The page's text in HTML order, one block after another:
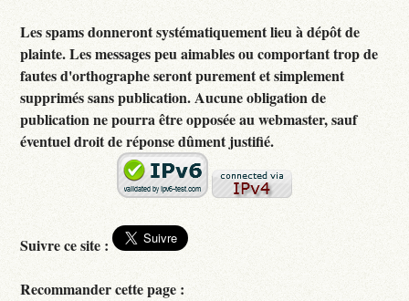
Les spams donneront systématiquement lieu à dépôt de
plainte. Les messages peu aimables ou comportant trop de
fautes d'orthographe seront purement et simplement
supprimés sans publication. Aucune obligation de
publication ne pourra être opposée au webmaster, sauf
éventuel droit de réponse dûment justifié.
Suivre ce site :
Recommander cette page :